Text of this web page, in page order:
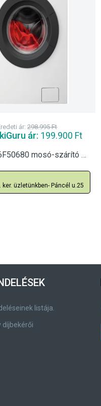
ár:298.995 Ft
ár: 199.900 Ft
AEG LWK6F50680 mosó-szárító 8/4
ker. üzletünkben- Páncél u.25
listája.
díjbekérői